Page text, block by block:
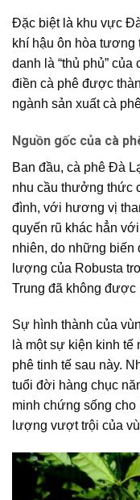
Đặc biệt là khu vực
khí hậu ôn hòa
danh là “thủ phủ” của
điền cà phê được
ngành sản xuất cà
Nguồn gốc của cà
Ban đầu, cà phê Đà
nhu cầu thưởng thức
đình, với hương vị
quyến rũ khác hẳn với
nhiên, do những biến
lượng của Robusta
Trung đã không được
Sự hình thành của
là một sự kiện kinh tế
phê tinh tế sau này.
tuổi đời hàng chục
minh chứng sống
lượng vượt trội của